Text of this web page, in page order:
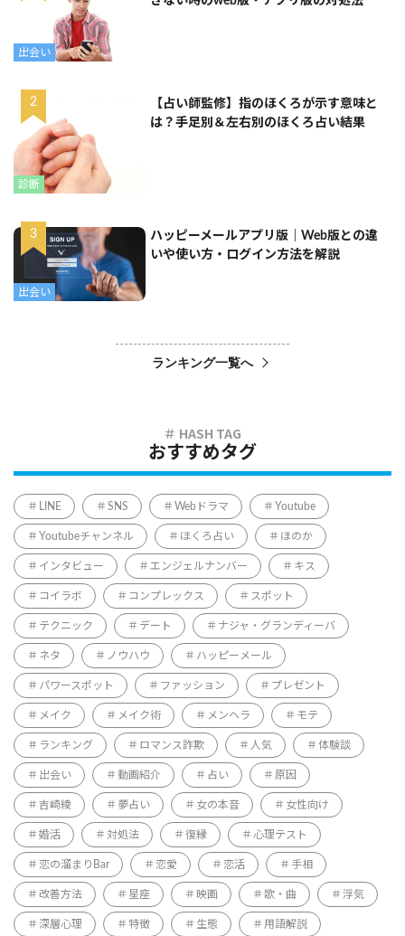
出会い
診断
【占い師監修】指のほくろが示す意味と
は？手足別＆左右別のほくろ占い結果
出会い
ハッピーメールアプリ版｜Web版との違
いや使い方・ログイン方法を解説
ランキング一覧へ
おすすめタグ
LINE SNS Webドラマ Youtube
Youtubeチャンネル ほくろ占い ほのか
インタビュー エンジェルナンバー キス
コイラボ コンプレックス スポット
テクニック デート ナジャ・グランディーバ
ネタ ノウハウ ハッピーメール
パワースポット ファッション プレゼント
メイク メイク術 メンヘラ モテ
ランキング ロマンス詐欺 人気 体験談
出会い 動画紹介 占い 原因
吉崎綾 夢占い 女の本音 女性向け
婚活 対処法 復縁 心理テスト
恋の溜まりBar 恋愛 恋活 手相
改善方法 星座 映画 歌・曲 浮気
深層心理 特徴 生態 用語解説